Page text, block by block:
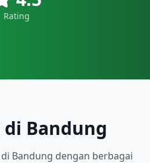
Rating
Bandung
di Bandung dengan berbagai